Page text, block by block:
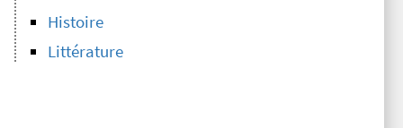
Histoire
Littérature